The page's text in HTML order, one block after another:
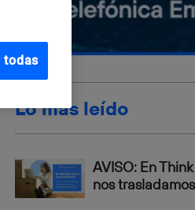
Lo más leído
AVISO: En
nos trasladamos
todas